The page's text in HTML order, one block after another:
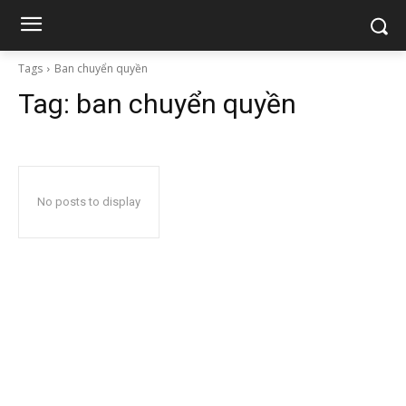
Tags Ban chuyển quyền
Tag: ban chuyển quyền
No posts to display